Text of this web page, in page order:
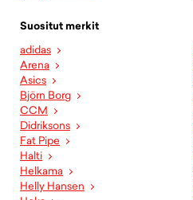
Suositut merkit
adidas
Arena
Asics
Björn Borg
CCM
Didriksons
Fat Pipe
Halti
Helkama
Helly Hansen